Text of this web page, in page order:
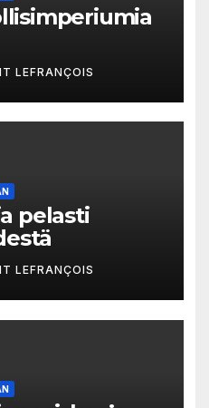
LEFRANÇOIS
pelasti
LEFRANÇOIS